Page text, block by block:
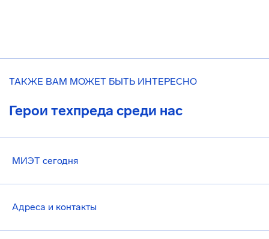
ТАКЖЕ ВАМ МОЖЕТ БЫТЬ ИНТЕРЕСНО
Герои техпреда среди нас
МИЭТ сегодня
Адреса и контакты